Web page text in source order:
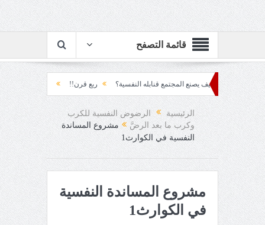
قائمة التصفح
كيف يصنع المجتمع قنابله النفسية؟ ربع قرن!! رزقٌ من يستكثره؟!
العقاد!!
الرئيسية
الرضوض النفسية للكرب
وكرب ما بعد الرضَّ
مشروع المساندة
النفسية في الكوارث1
مشروع المساندة النفسية
في الكوارث1